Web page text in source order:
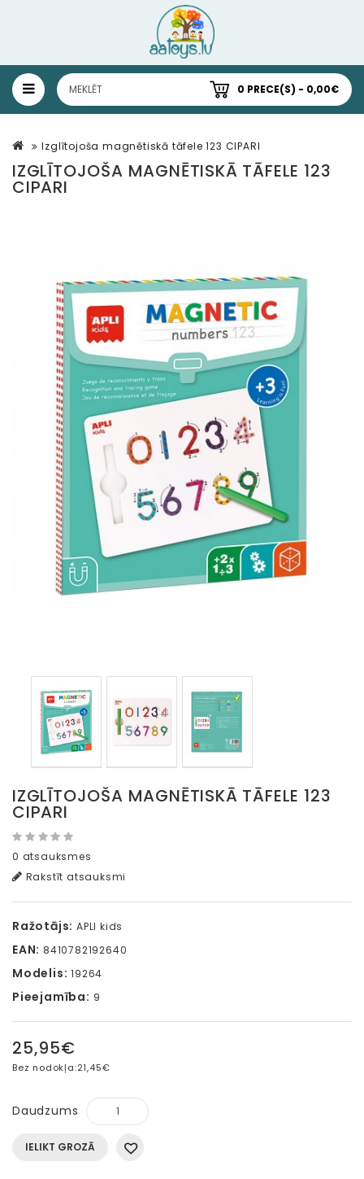
0 PRECE(S) - 0,00€
Izglītojoša magnētiskā tāfele 123 CIPARI
IZGLĪTOJOŠA MAGNĒTISKĀ TĀFELE 123
CIPARI
IZGLĪTOJOŠA MAGNĒTISKĀ TĀFELE 123
CIPARI
0 atsauksmes
Rakstīt atsauksmi
Ražotājs: APLI kids
EAN: 8410782192640
Modelis: 19264
Pieejamība: 9
25,95€
Bez nodokļa:21,45€
Daudzums
IELIKT GROZĀ